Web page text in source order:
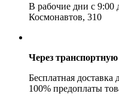
В рабочие дни с 9:00
Космонавтов, 310
Через
Бесплатная
100% предоплаты